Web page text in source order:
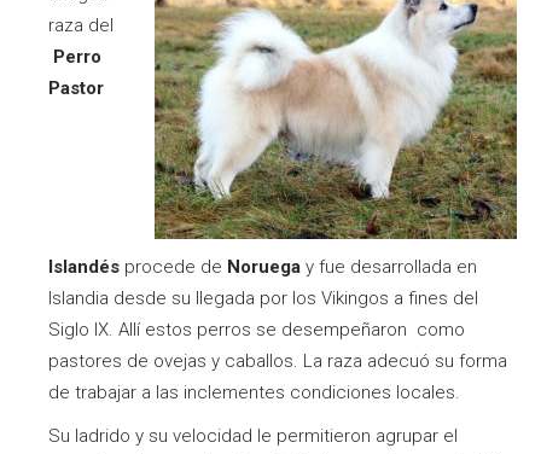
raza del
Perro
Pastor
Islandés procede de Noruega y fue desarrollada en
Islandia desde su llegada por los Vikingos a fines del
Siglo IX. Allí estos perros se desempeñaron como
pastores de ovejas y caballos. La raza adecuó su forma
de trabajar a las inclementes condiciones locales.
Su ladrido y su velocidad le permitieron agrupar el